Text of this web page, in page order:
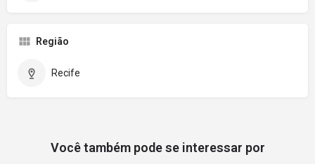
Região
Recife
Você também pode se interessar por